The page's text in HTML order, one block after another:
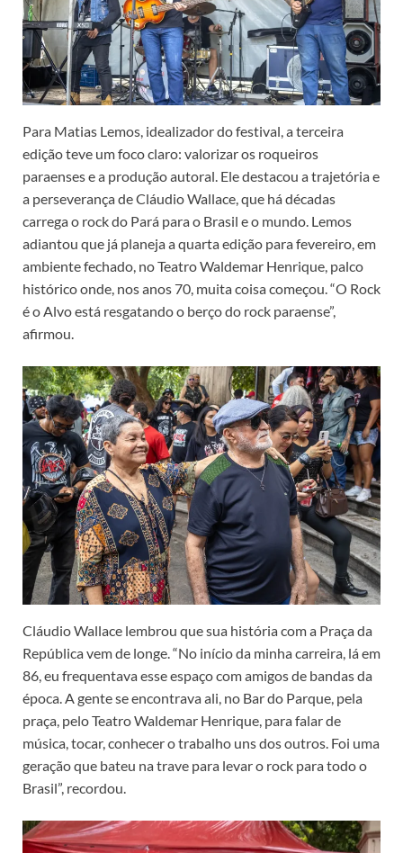
Para Matias Lemos, idealizador do festival, a terceira
edição teve um foco claro: valorizar os roqueiros
paraenses e a produção autoral. Ele destacou a trajetória e
a perseverança de Cláudio Wallace, que há décadas
carrega o rock do Pará para o Brasil e o mundo. Lemos
adiantou que já planeja a quarta edição para fevereiro, em
ambiente fechado, no Teatro Waldemar Henrique, palco
histórico onde, nos anos 70, muita coisa começou. “O Rock
é o Alvo está resgatando o berço do rock paraense”,
afirmou.
Cláudio Wallace lembrou que sua história com a Praça da
República vem de longe. “No início da minha carreira, lá em
86, eu frequentava esse espaço com amigos de bandas da
época. A gente se encontrava ali, no Bar do Parque, pela
praça, pelo Teatro Waldemar Henrique, para falar de
música, tocar, conhecer o trabalho uns dos outros. Foi uma
geração que bateu na trave para levar o rock para todo o
Brasil”, recordou.